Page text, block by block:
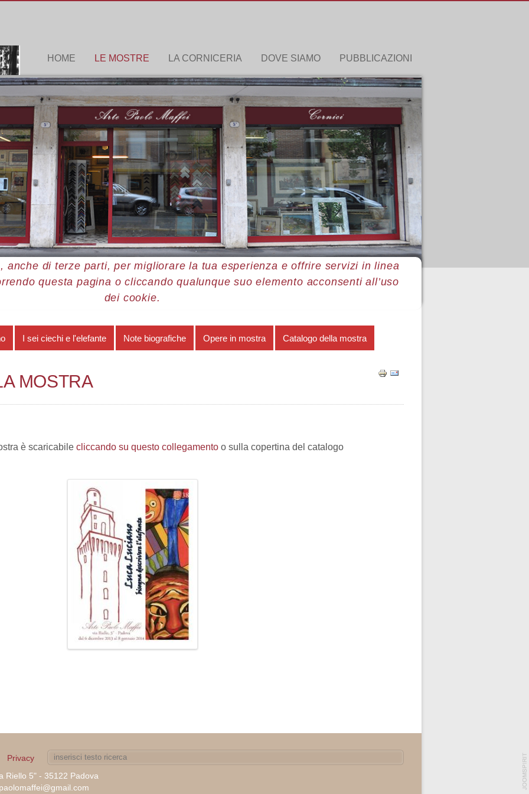
HOME LE MOSTRE LA CORNICERIA DOVE SIAMO PUBBLICAZIONI
anche di terze parti, per migliorare la tua esperienza e offrire servizi in linea
questa pagina o cliccando qualunque suo elemento acconsenti all’uso
dei cookie.
2013 Luca Luciano Catalogo della mostra
I sei ciechi e l'elefante Note biografiche Opere in mostra Catalogo della mostra
MOSTRA
è scaricabile cliccando su questo collegamento o sulla copertina del catalogo
Privacy
Riello 5" - 35122 Padova